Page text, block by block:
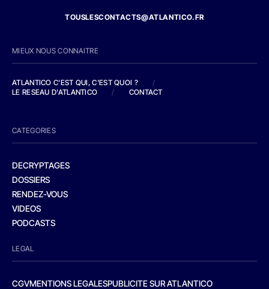
TOUSLESCONTACTS@ATLANTICO.FR
MIEUX NOUS CONNAITRE
ATLANTICO C'EST QUI, C'EST QUOI ?
/
LE RESEAU D'ATLANTICO
/ CONTACT
CATEGORIES
DECRYPTAGES
DOSSIERS
RENDEZ-VOUS
VIDEOS
PODCASTS
LEGAL
CGVMENTIONS LEGALESPUBLICITE SUR ATLANTICO